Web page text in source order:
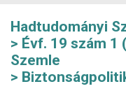
Hadtudományi
Évf. 19 szám 1
Szemle